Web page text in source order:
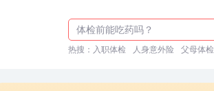
十大理由告诉你为什么要买保险
入职体检在线预约
热搜： 入职体检 人身意外险 父母体检